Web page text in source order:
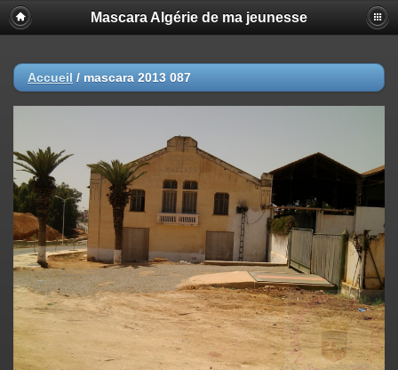
Mascara Algérie de ma jeunesse
Accueil / mascara 2013 087